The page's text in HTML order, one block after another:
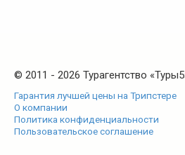
© 2011 - 2026 Турагентство
Гарантия лучшей цены на Трипстере
О компании
Политика конфиденциальности
Пользовательское соглашение